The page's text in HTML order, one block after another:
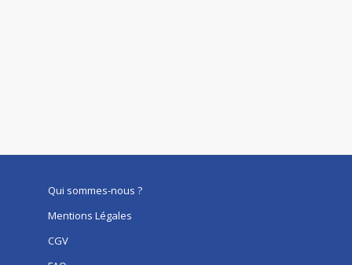
Qui sommes-nous ?
Mentions Légales
CGV